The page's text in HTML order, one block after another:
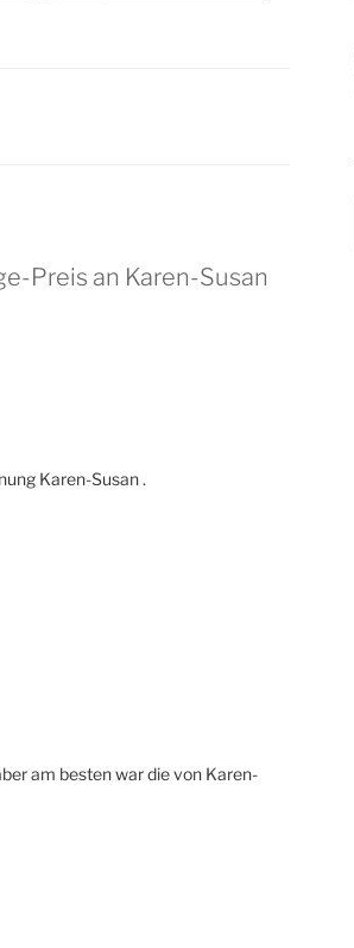
Preis an Karen-Susan
Karen-Susan .
am besten war die von Karen-